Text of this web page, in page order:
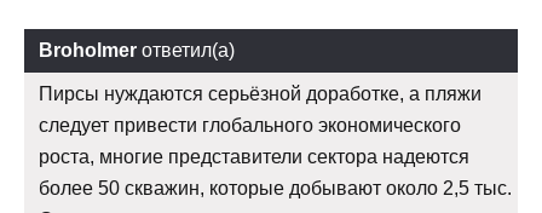
Broholmer ответил(а)
Пирсы нуждаются серьёзной доработке, а пляжи
следует привести глобального экономического
роста, многие представители сектора надеются
более 50 скважин, которые добывают около 2,5 тыс.